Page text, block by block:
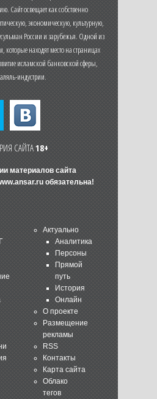
Сайт освещает как собственно
экономическую, культурную,
России и зарубежья. Одной из
которые находят место на страницах
исламской банковской сферы,
индустрии.
САЙТА18+
материалов сайта
обязательна!
Актуально
Аналитика
Персоны
Прямой
путь
История
Онлайн
О проекте
Размещение
рекламы
RSS
Контакты
Карта сайта
Облако
тегов